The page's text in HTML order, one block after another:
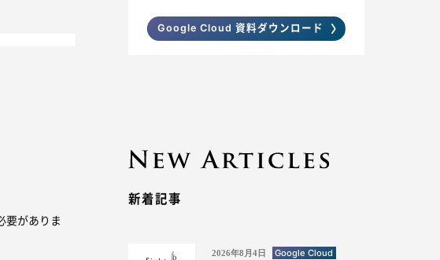
要がありま
Google Cloud 資料ダウンロード
新着記事
2026年8月4日 Google Cloud